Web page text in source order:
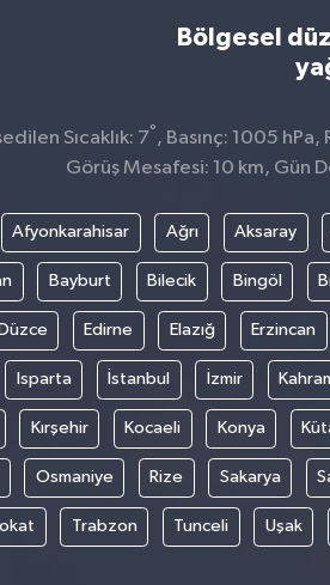
Bölgesel
Sıcaklık: 7° , Basınç: 1005
Görüş Mesafesi: 10 km, Gün
Afyonkarahisar Ağrı Aksaray
Bayburt Bilecik Bingöl
Düzce Edirne Elazığ Erzincan
Isparta İstanbul İzmir
Kırşehir Kocaeli Konya
Osmaniye Rize Sakarya
Trabzon Tunceli Uşak